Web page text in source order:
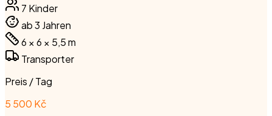
7 Kinder
ab 3 Jahren
6 × 6 × 5,5m
Transporter
Preis / Tag
5 500 Kč